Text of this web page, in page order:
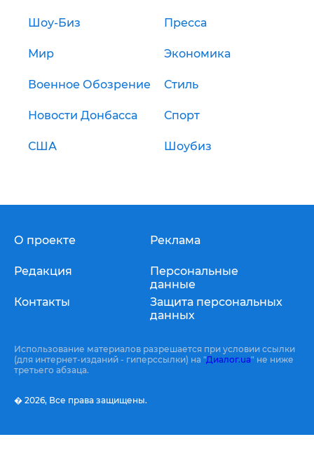
Шоу-Биз Пресса
Мир Экономика
Военное Обозрение Стиль
Новости Донбасса Спорт
США Шоубиз
О проекте
Редакция
Контакты
Реклама
Персональные
данные
Защита персональных
данных
Использование материалов разрешается при условии ссылки
(для интернет-изданий - гиперссылки) на "Диалог.ua" не ниже
третьего абзаца.
� 2026, Все права защищены.